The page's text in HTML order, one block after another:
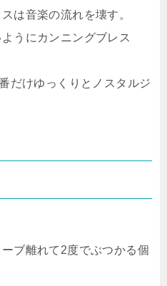
は音楽の流れを壊す。
うにカンニングブレス
だけゆっくりとノスタルジ
ブ離れて2度でぶつかる個